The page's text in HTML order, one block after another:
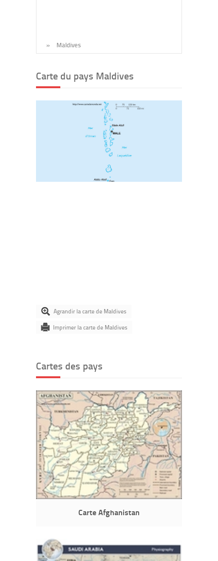
» Maldives
Carte du pays Maldives
Agrandir la carte de Maldives
Imprimer la carte de Maldives
Cartes des pays
Carte Afghanistan